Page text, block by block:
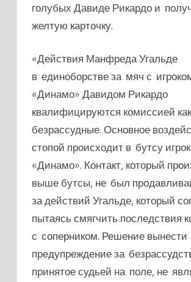
голубых Давиде Рикардо и
желтую карточку.
«Действия Манфреда Угальде
в единоборстве за мяч с
«Динамо» Давидом Рикардо
квалифицируются комиссией как
безрассудные. Основное
стопой происходит в бутсу
«Динамо». Контакт, который
выше бутсы, не был
за действий Угальде, который
пытаясь смягчить последствия
с соперником. Решение вынести
предупреждение за
принятое судьей на поле, не